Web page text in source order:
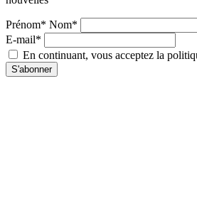
Prénom* Nom*
E-mail*
En continuant, vous acceptez la